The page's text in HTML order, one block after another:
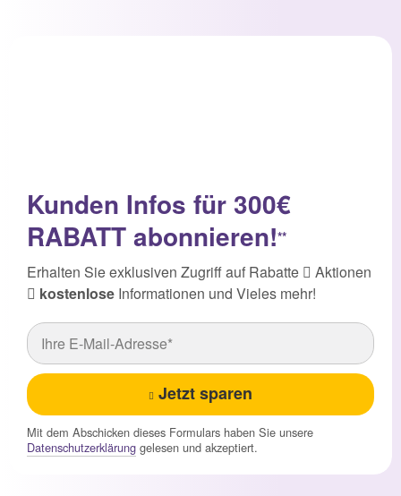
Kunden Infos für 300€
RABATT abonnieren!**
Erhalten Sie exklusiven Zugriff auf Rabatte
Aktionen
kostenlose Informationen und Vieles mehr!
Jetzt sparen
Mit dem Abschicken dieses Formulars haben Sie unsere
Datenschutzerklärung gelesen und akzeptiert.